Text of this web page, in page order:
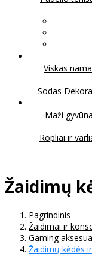
Viskas
Sodas
Maži
Ropliai ir
Žaidimų
Pagrindinis
Žaidimai ir
Gaming
Žaidimų kėdės